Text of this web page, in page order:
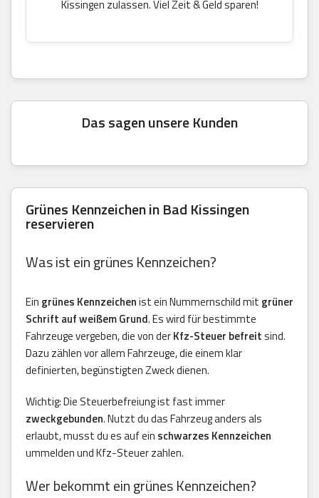
Kissingen zulassen. Viel Zeit & Geld sparen!
Das sagen unsere Kunden
Grünes Kennzeichen in Bad Kissingen
reservieren
Was ist ein grünes Kennzeichen?
Ein grünes Kennzeichenist ein Nummernschild mit grüner
Schrift auf weißem Grund. Es wird für bestimmte
Fahrzeuge vergeben, die von derKfz-Steuer befreitsind.
Dazu zählen vor allem Fahrzeuge, die einem klar
definierten, begünstigten Zweck dienen.
Wichtig: Die Steuerbefreiung ist fast immer
zweckgebunden. Nutzt du das Fahrzeug anders als
erlaubt, musst du es auf ein schwarzes Kennzeichen
ummelden und Kfz-Steuer zahlen.
Wer bekommt ein grünes Kennzeichen?